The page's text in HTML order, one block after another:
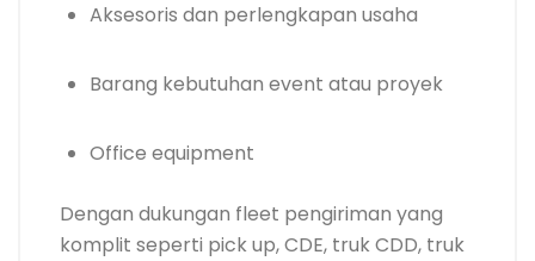
Aksesoris dan perlengkapan usaha
Barang kebutuhan event atau proyek
Office equipment
Dengan dukungan fleet pengiriman yang
komplit seperti pick up, CDE, truk CDD, truk